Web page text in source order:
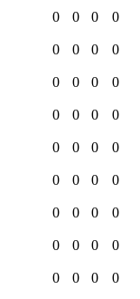
0 0 0 0
0 0 0 0
0 0 0 0
0 0 0 0
0 0 0 0
0 0 0 0
0 0 0 0
0 0 0 0
0 0 0 0